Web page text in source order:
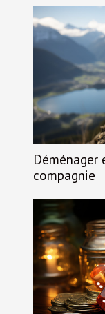
Déménager
compagnie